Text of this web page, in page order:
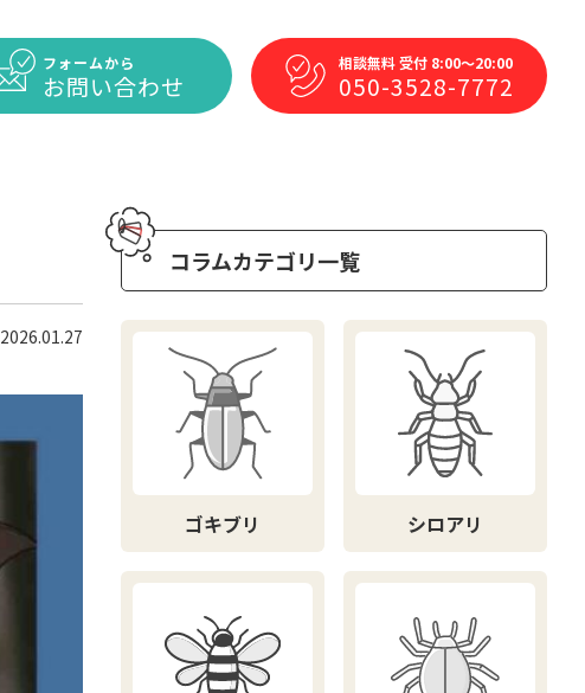
フォームから
お問い合わせ
相談無料 受付 8:00～20:00
050-3528-7772
2026.01.27
コラムカテゴリ一覧
ゴキブリ シロアリ